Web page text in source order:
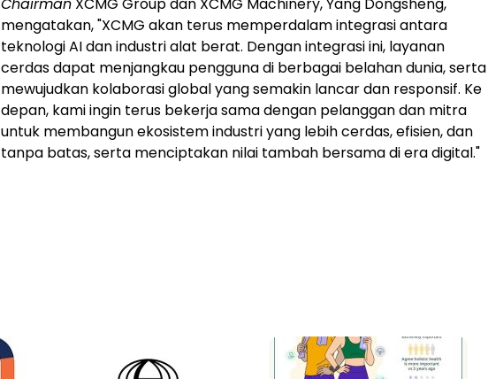
mengatakan, "XCMG akan terus memperdalam integrasi antara
teknologi AI dan industri alat berat. Dengan integrasi ini, layanan
cerdas dapat menjangkau pengguna di berbagai belahan dunia, serta
mewujudkan kolaborasi global yang semakin lancar dan responsif. Ke
depan, kami ingin terus bekerja sama dengan pelanggan dan mitra
untuk membangun ekosistem industri yang lebih cerdas, efisien, dan
tanpa batas, serta menciptakan nilai tambah bersama di era digital."